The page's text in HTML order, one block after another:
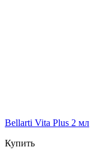
Bellarti Vita Plus 2 мл
Купить